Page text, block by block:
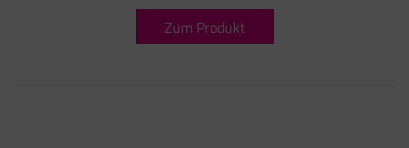
Zum Produkt